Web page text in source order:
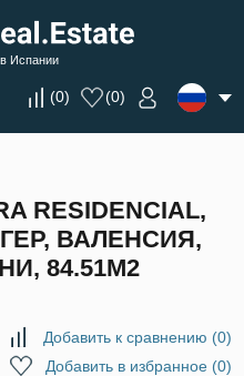
Испании
(0) (0)
RESIDENCIAL,
ВАЛЕНСИЯ,
84.51М2
Добавить к сравнению (0)
Добавить в избранное(0)